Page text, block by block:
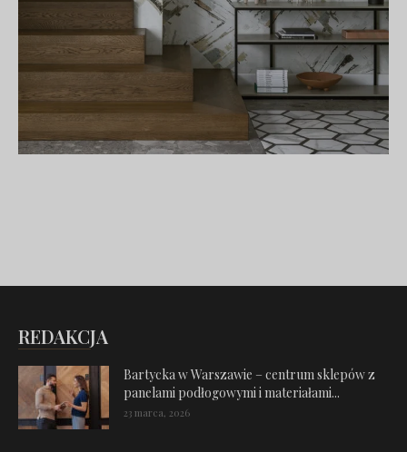
REDAKCJA
Bartycka w Warszawie – centrum sklepów z
panelami podłogowymi i materiałami...
23 marca, 2026